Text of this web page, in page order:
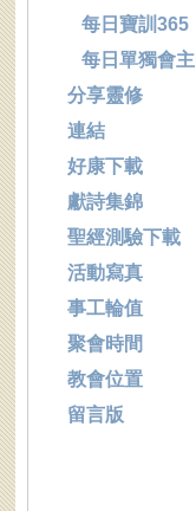
每日寶訓365
每日單獨會主
分享靈修
連結
好康下載
獻詩集錦
聖經測驗下載
活動寫真
事工輪值
聚會時間
教會位置
留言版